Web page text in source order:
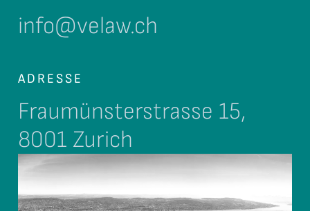
info@velaw.ch
ADRESSE
Fraumünsterstrasse 15,
8001 Zurich